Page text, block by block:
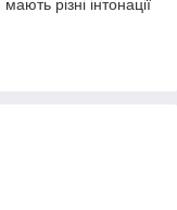
різні інтонації